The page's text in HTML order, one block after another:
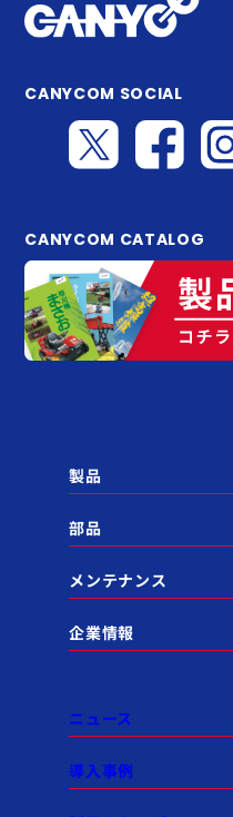
CANYCOM SOCIAL
CANYCOM CATALOG
製品
部品
メンテナンス
企業情報
ニュース
導入事例